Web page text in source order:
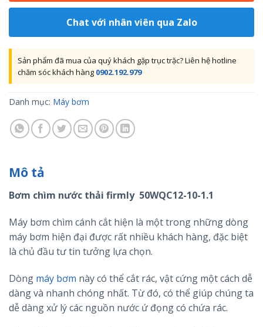
Chat với nhân viên qua Zalo
Sản phẩm đã mua của quý khách gặp trục trặc? Liên hệ hotline
chăm sóc khách hàng 0902.192.979
Danh mục: Máy bơm
Mô tả
Bơm chìm nước thải firmly 50WQC12-10-1.1
Máy bơm chìm cánh cắt hiện là một trong những dòng
máy bơm hiện đại được rất nhiều khách hàng, đặc biệt
là chủ đầu tư tin tưởng lựa chọn.
Dòng máy bơm này có thể cắt rác, vật cứng một cách dễ
dàng và nhanh chóng nhất. Từ đó, có thể giúp chúng ta
dễ dàng xử lý các nguồn nước ứ đọng có chứa rác.